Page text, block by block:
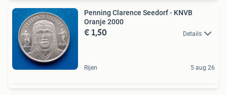
Penning Clarence Seedorf - KNVB
Oranje 2000
€ 1,50 Details
Rijen 5 aug 26